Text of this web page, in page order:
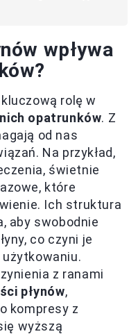
wpływa
rolę w
opatrunków. Z
od nas
Na przykład,
świetnie
które
Ich struktura
aby swobodnie
co czyni je
z ranami
płynów,
kompresy z
wyższą